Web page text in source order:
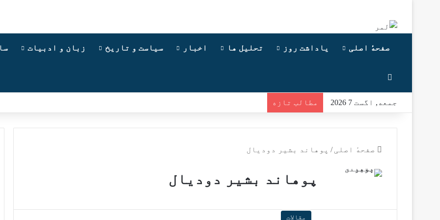
صفحهٔ اصلی یاداشت روز تحلیل ها اخبار سیاست و تاریخ زبان و ادبیات
جمعه, اگست 7 2026 مطالب تازه
صفحهٔ اصلی / پوهاند بشیر دودیال
پوهاند بشیر دودیال
مقالات